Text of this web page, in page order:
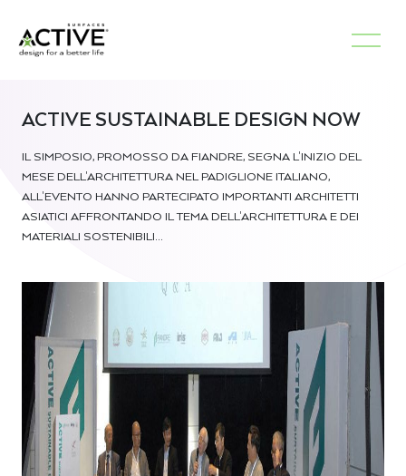
ACTIVE SUSTAINABLE DESIGN NOW
IL SIMPOSIO, PROMOSSO DA FIANDRE, SEGNA L'INIZIO DEL
MESE DELL'ARCHITETTURA NEL PADIGLIONE ITALIANO,
ALL'EVENTO HANNO PARTECIPATO IMPORTANTI ARCHITETTI
ASIATICI AFFRONTANDO IL TEMA DELL'ARCHITETTURA E DEI
MATERIALI SOSTENIBILI…